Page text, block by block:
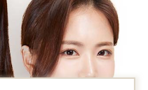
랑 추후에 보완식으로
도 추천해주셨는뎅..
고저한테 잘맞을거
원장님 찾아가서
까 달라지는 피부가